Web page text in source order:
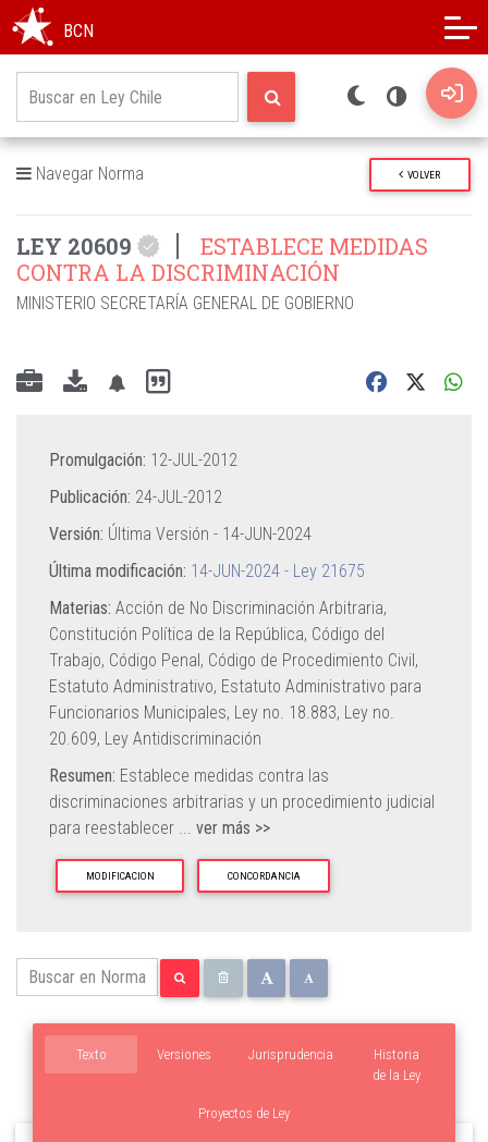
BCN
Navegar Norma VOLVER
LEY 20609
ESTABLECE MEDIDAS
CONTRA LA DISCRIMINACIÓN
MINISTERIO SECRETARÍA GENERAL DE GOBIERNO
Promulgación: 12-JUL-2012
Publicación: 24-JUL-2012
Versión: Última Versión - 14-JUN-2024
Última modificación: 14-JUN-2024 - Ley 21675
Materias: Acción de No Discriminación Arbitraria,
Constitución Política de la República, Código del
Trabajo, Código Penal, Código de Procedimiento Civil,
Estatuto Administrativo, Estatuto Administrativo para
Funcionarios Municipales, Ley no. 18.883, Ley no.
20.609, Ley Antidiscriminación
Resumen: Establece medidas contra las
discriminaciones arbitrarias y un procedimiento judicial
para reestablecer ... ver más >>
MODIFICACION CONCORDANCIA
Texto Versiones Jurisprudencia
Proyectos de Ley
Historia
de la Ley